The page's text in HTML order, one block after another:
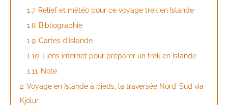
1.7 Relief et météo pour ce voyage trek en Islande
1.8 Bibliographie
1.9 Cartes d’Islande
1.10 Liens internet pour préparer un trek en Islande
1.11 Note
2 Voyage en Islande à pieds, la traversée Nord-Sud via
Kjölur